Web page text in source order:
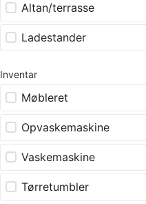
Altan/terrasse
Ladestander
Inventar
Møbleret
Opvaskemaskine
Vaskemaskine
Tørretumbler